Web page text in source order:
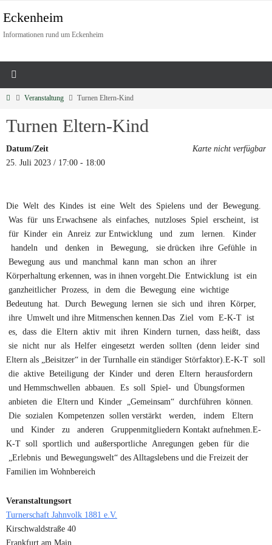
Eckenheim
Informationen rund um Eckenheim
Veranstaltung Turnen Eltern-Kind
Turnen Eltern-Kind
Karte nicht verfügbar
Datum/Zeit
25. Juli 2023 / 17:00 - 18:00
Die Welt des Kindes ist eine Welt des Spielens und der Bewegung.
Was für uns Erwachsene als einfaches, nutzloses Spiel erscheint, ist
für Kinder ein Anreiz zur Entwicklung und zum lernen. Kinder
handeln und denken in Bewegung, sie drücken ihre Gefühle in
Bewegung aus und manchmal kann man schon an ihrer
Körperhaltung erkennen, was in ihnen vorgeht.Die Entwicklung ist ein
ganzheitlicher Prozess, in dem die Bewegung eine wichtige
Bedeutung hat. Durch Bewegung lernen sie sich und ihren Körper,
ihre Umwelt und ihre Mitmenschen kennen.Das Ziel vom E-K-T ist
es, dass die Eltern aktiv mit ihren Kindern turnen, dass heißt, dass
sie nicht nur als Helfer eingesetzt werden sollten (denn leider sind
Eltern als „Beisitzer“ in der Turnhalle ein ständiger Störfaktor).E-K-T soll
die aktive Beteiligung der Kinder und deren Eltern herausfordern
und Hemmschwellen abbauen. Es soll Spiel- und Übungsformen
anbieten die Eltern und Kinder „Gemeinsam“ durchführen können.
Die sozialen Kompetenzen sollen verstärkt werden, indem Eltern
und Kinder zu anderen Gruppenmitgliedern Kontakt aufnehmen.E-
K-T soll sportlich und außersportliche Anregungen geben für die
„Erlebnis und Bewegungswelt“ des Alltagslebens und die Freizeit der
Familien im Wohnbereich
Veranstaltungsort
Turnerschaft Jahnvolk 1881 e.V.
Kirschwaldstraße 40
Frankfurt am Main